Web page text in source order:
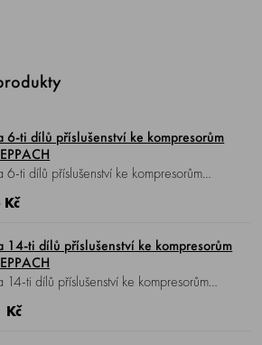
6-ti dílů příslušenství ke kompresorům
6-ti dílů příslušenství ke kompresorům
, která by neměla chybět u
14-ti dílů příslušenství ke kompresorům
14-ti dílů příslušenství ke kompresorům
, s rozšířenou řadou trysek a
Kč